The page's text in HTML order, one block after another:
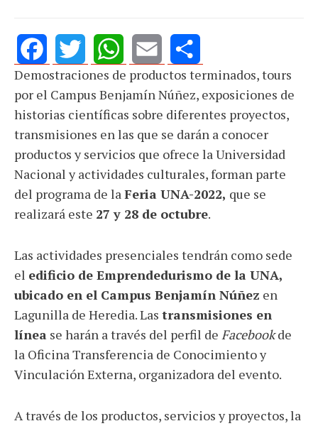
FacebookTwitterWhatsApp
Email Share
Demostraciones de productos terminados, tours
por el Campus Benjamín Núñez, exposiciones de
historias científicas sobre diferentes proyectos,
transmisiones en las que se darán a conocer
productos y servicios que ofrece la Universidad
Nacional y actividades culturales, forman parte
del programa de laFeria UNA-2022, que se
realizará este 27 y 28 de octubre.
Las actividades presenciales tendrán como sede
el edificio de Emprendedurismo de la UNA,
ubicado en el Campus Benjamín Núñez en
Lagunilla de Heredia. Las transmisiones en
línea se harán a través del perfil de Facebookde
la Oficina Transferencia de Conocimiento y
Vinculación Externa, organizadora del evento.
A través de los productos, servicios y proyectos, la